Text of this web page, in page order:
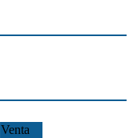
Venta